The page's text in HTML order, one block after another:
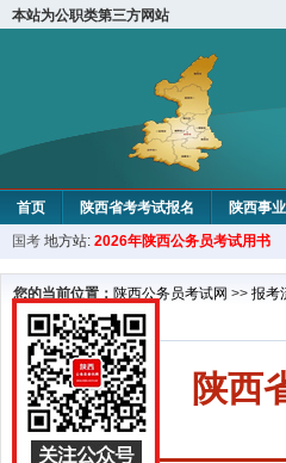
本站为公职类第三方网站
首页 陕西省考考试报名 陕西事
国考 地方站: 2026年陕西公务员考试用书
您的当前位置： 陕西公务员考试网 >> 报考
陕西